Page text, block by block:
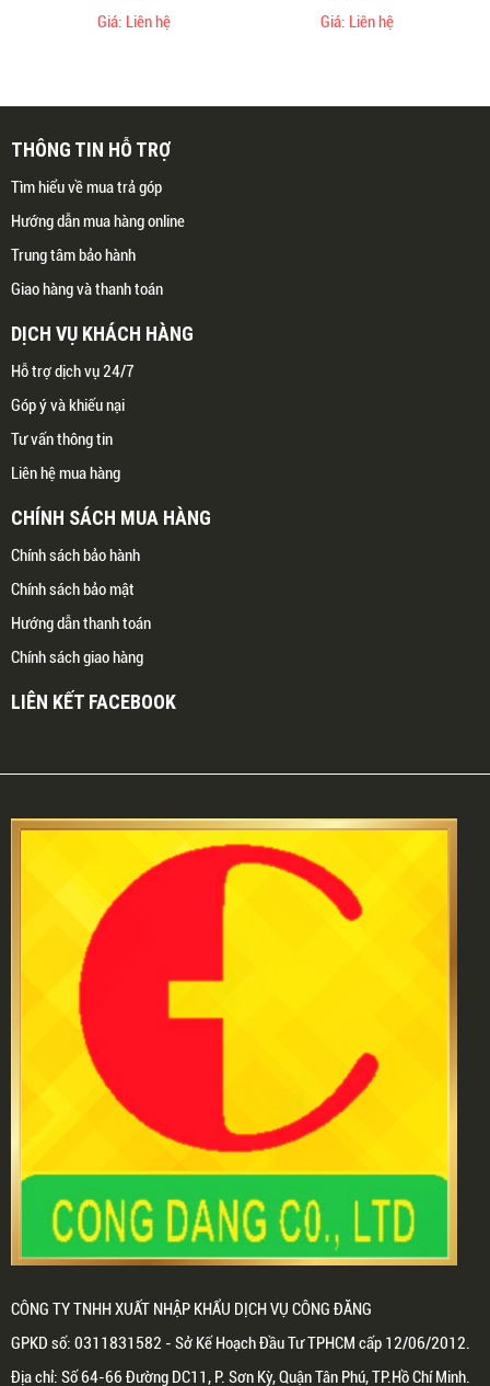
Giá: Liên hệ Giá: Liên hệ
THÔNG TIN HỖ TRỢ
Tìm hiểu về mua trả góp
Hướng dẫn mua hàng online
Trung tâm bảo hành
Giao hàng và thanh toán
DỊCH VỤ KHÁCH HÀNG
Hỗ trợ dịch vụ 24/7
Góp ý và khiếu nại
Tư vấn thông tin
Liên hệ mua hàng
CHÍNH SÁCH MUA HÀNG
Chính sách bảo hành
Chính sách bảo mật
Hướng dẫn thanh toán
Chính sách giao hàng
LIÊN KẾT FACEBOOK
CÔNG TY TNHH XUẤT NHẬP KHẨU DỊCH VỤ CÔNG ĐĂNG
GPKD số: 0311831582 - Sở Kế Hoạch Đầu Tư TPHCM cấp 12/06/2012.
Địa chỉ: Số 64-66 Đường DC11, P. Sơn Kỳ, Quận Tân Phú, TP.Hồ Chí Minh.